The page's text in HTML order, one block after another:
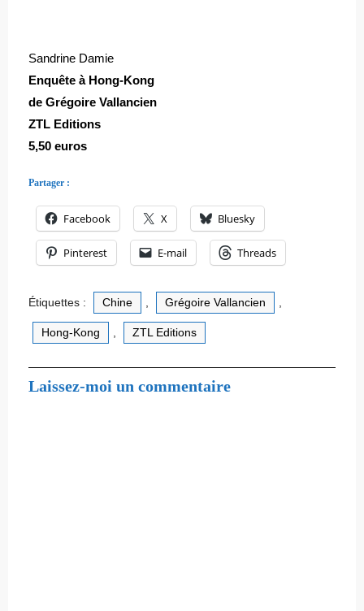
Sandrine Damie
Enquête à Hong-Kong
de Grégoire Vallancien
ZTL Editions
5,50 euros
Partager :
Facebook X Bluesky
Pinterest E-mail Threads
Étiquettes : Chine Grégoire Vallancien
Hong-Kong ZTL Editions
Laissez-moi un commentaire